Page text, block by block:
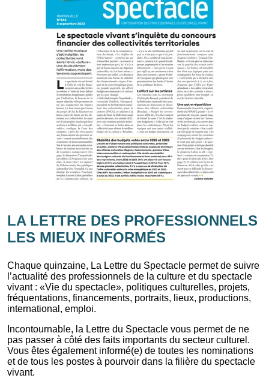
LA LETTRE DES PROFESSIONNELS
LES MIEUX INFORMÉS
Chaque quinzaine, La Lettre du Spectacle permet de suivre
l’actualité des professionnels de la culture et du spectacle
vivant : «Vie du spectacle», politiques culturelles, projets,
fréquentations, financements, portraits, lieux, productions,
international, emploi.
Incontournable, la Lettre du Spectacle vous permet de ne
pas passer à côté des faits importants du secteur culturel.
Vous êtes également informé(e) de toutes les nominations
et de tous les postes à pourvoir dans la filière du spectacle
vivant.